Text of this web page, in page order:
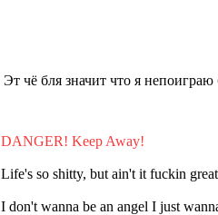
Эт чё бля значит что я непоиграю
DANGER! Keep Away!
Life's so shitty, but ain't it fuckin
I don't wanna be an angel I just